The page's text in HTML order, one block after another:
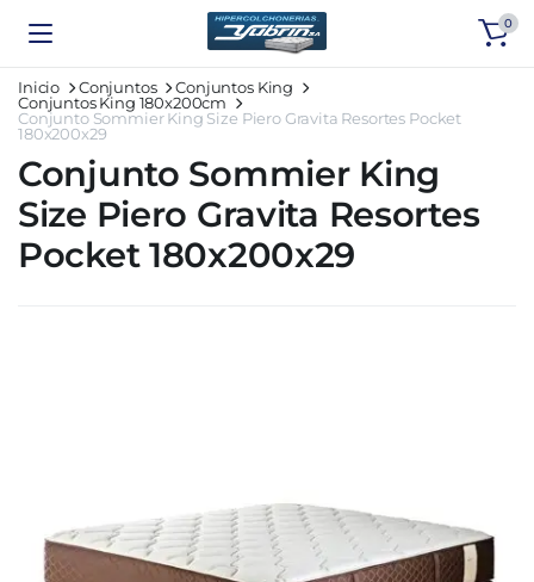
0
Inicio Conjuntos
Conjuntos King
Conjuntos King 180x200cm
Conjunto Sommier King Size Piero Gravita Resortes Pocket
180x200x29
Conjunto Sommier King
Size Piero Gravita Resortes
Pocket 180x200x29